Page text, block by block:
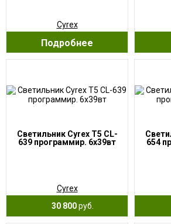
Cyrex
Подробнее
Светильник Cyrex T5 CL-
639 программир. 6х39вт
Cyrex
30 800руб.
654